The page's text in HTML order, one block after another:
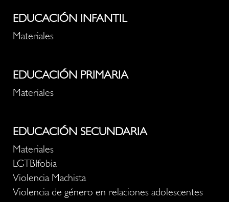
EDUCACIÓN INFANTIL
Materiales
EDUCACIÓN PRIMARIA
Materiales
EDUCACIÓN SECUNDARIA
Materiales
LGTBIfobia
Violencia Machista
Violencia de género en relaciones adolescentes